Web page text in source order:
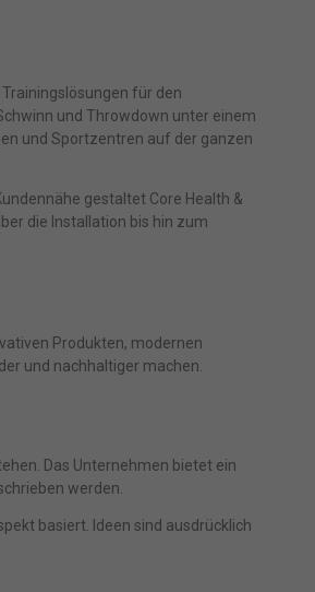
für den
und Throwdown unter einem
und Sportzentren auf der ganzen
gestaltet Core Health &
die Installation bis hin zum
Produkten, modernen
und nachhaltiger machen.
Das Unternehmen bietet ein
werden.
basiert. Ideen sind ausdrücklich